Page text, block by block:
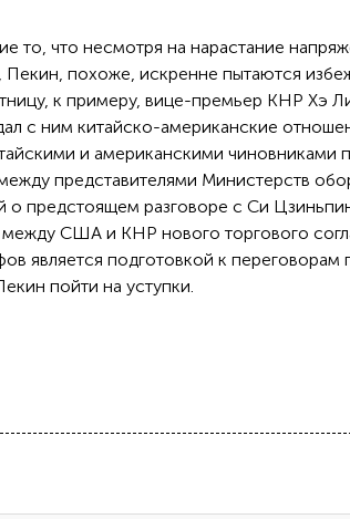
то, что несмотря на нарастание
похоже, искренне пытаются
к примеру, вице-премьер КНР Хэ
с ним китайско-американские
и американскими чиновниками
представителями Министерств
о предстоящем разговоре с Си
США и КНР нового торгового
является подготовкой к
пойти на уступки.